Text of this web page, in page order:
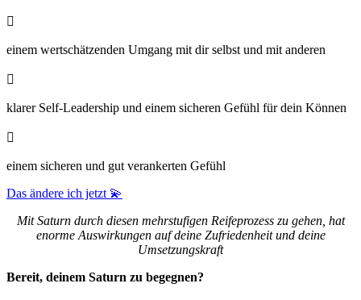

einem wertschätzenden Umgang mit dir selbst und mit anderen

klarer Self-Leadership und einem sicheren Gefühl für dein Können

einem sicheren und gut verankerten Gefühl
Das ändere ich jetzt 💫
Mit Saturn durch diesen mehrstufigen Reifeprozess zu gehen, hat
enorme Auswirkungen auf deine Zufriedenheit und deine
Umsetzungskraft
Bereit, deinem Saturn zu begegnen?